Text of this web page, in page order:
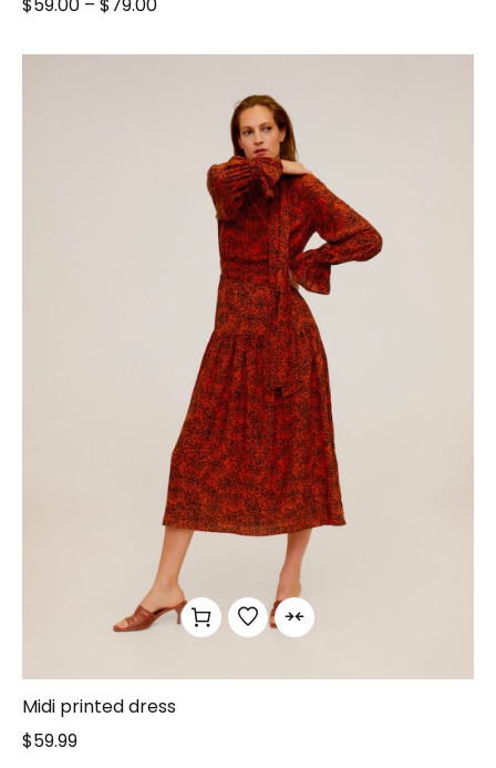
Midi printed dress
$59.99